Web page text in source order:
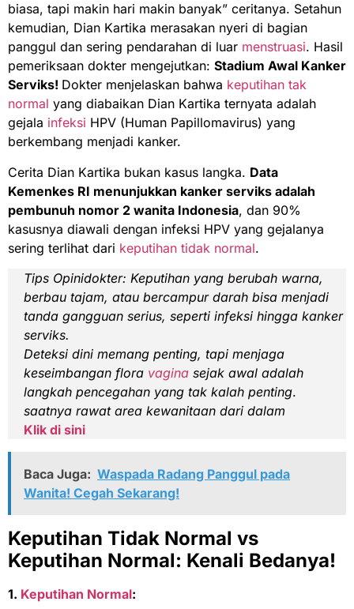
biasa, tapi makin hari makin banyak” ceritanya. Setahun
kemudian, Dian Kartika merasakan nyeri di bagian
panggul dan sering pendarahan di luar menstruasi. Hasil
pemeriksaan dokter mengejutkan: Stadium Awal Kanker
Serviks! Dokter menjelaskan bahwa keputihan tak
normal yang diabaikan Dian Kartika ternyata adalah
gejala infeksi HPV (Human Papillomavirus) yang
berkembang menjadi kanker.
Cerita Dian Kartika bukan kasus langka. Data
Kemenkes RI menunjukkan kanker serviks adalah
pembunuh nomor 2 wanita Indonesia, dan 90%
kasusnya diawali dengan infeksi HPV yang gejalanya
sering terlihat dari keputihan tidak normal.
Tips Opinidokter: Keputihan yang berubah warna,
berbau tajam, atau bercampur darah bisa menjadi
tanda gangguan serius, seperti infeksi hingga kanker
serviks.
Deteksi dini memang penting, tapi menjaga
keseimbangan flora vagina sejak awal adalah
langkah pencegahan yang tak kalah penting.
saatnya rawat area kewanitaan dari dalam
Klik di sini
Baca Juga: Waspada Radang Panggul pada
Wanita! Cegah Sekarang!
Keputihan Tidak Normal vs
Keputihan Normal: Kenali Bedanya!
1. Keputihan Normal: